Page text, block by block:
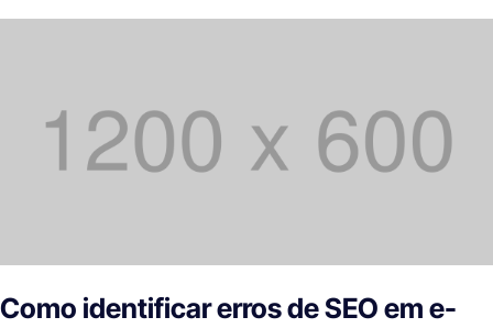
Como identificar erros de SEO em e-